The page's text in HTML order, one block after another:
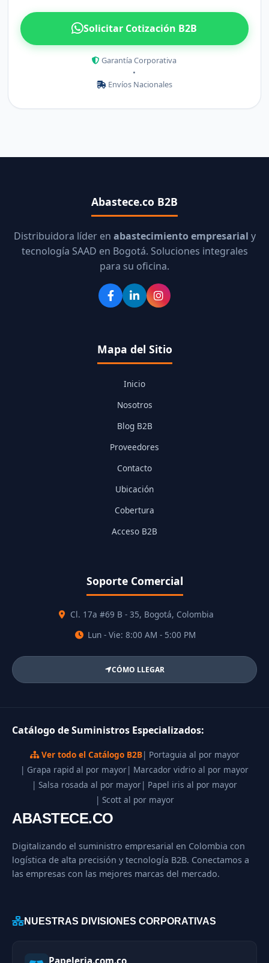
Solicitar Cotización B2B
Garantía Corporativa
•
Envíos Nacionales
Abastece.co B2B
Distribuidora líder en abastecimiento empresarial y
tecnología SAAD en Bogotá. Soluciones integrales
para su oficina.
Mapa del Sitio
Inicio
Nosotros
Blog B2B
Proveedores
Contacto
Ubicación
Cobertura
Acceso B2B
Soporte Comercial
Cl. 17a #69 B - 35, Bogotá, Colombia
Lun - Vie: 8:00 AM - 5:00 PM
CÓMO LLEGAR
Catálogo de Suministros Especializados:
Ver todo el Catálogo B2B| Portaguia al por mayor
| Grapa rapid al por mayor| Marcador vidrio al por mayor
| Salsa rosada al por mayor| Papel iris al por mayor
| Scott al por mayor
ABASTECE.CO
Digitalizando el suministro empresarial en Colombia con
logística de alta precisión y tecnología B2B. Conectamos a
las empresas con las mejores marcas del mercado.
NUESTRAS DIVISIONES CORPORATIVAS
Papeleria.com.co